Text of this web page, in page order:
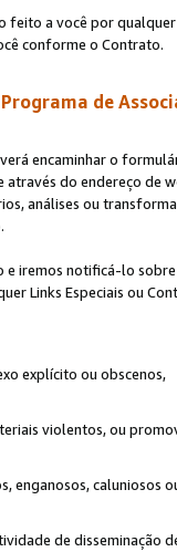
feito a você por
conforme o Contrato.
de
encaminhar o
do endereço
análises ou
iremos notificá-lo
Links Especiais ou
explícito ou obscenos,
violentos, ou
enganosos, caluniosos
de disseminação